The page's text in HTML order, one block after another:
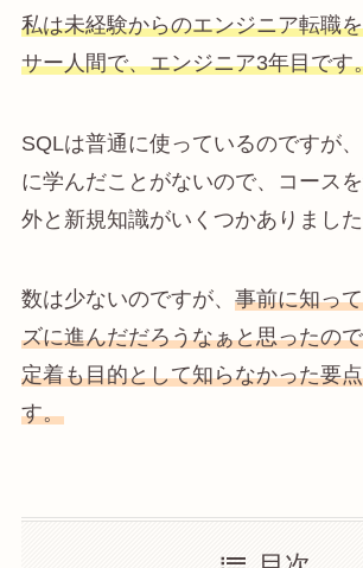
私は未経験からのエンジニア転職
サー人間で、エンジニア3年目です
SQLは普通に使っているのですが
に学んだことがないので、コース
外と新規知識がいくつかありました
数は少ないのですが、 事前に知っ
ズに進んだだろうなぁと思ったの
定着も目的として知らなかった要
す。